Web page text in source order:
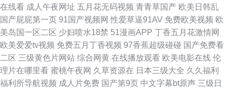
在线看 成人午夜网址 五月花无码视频 青青草国产 欧美日韩乱
国产屁屁第一页 91国产视频网 性爱草逼91AV 免费欧美视频 欧
美岛国一区二区 少妇喷水18禁 51漫画APP 丁香五月花激情网
欧美爱爱tv视频 免费五月丁香视频 97香蕉超级碰碰 国产免费看
二区 三级黄色片网站 综合网黄 在线播放观看 欧美电影在线 伦
理片在哪里看 蜜桃午夜网 久草资源在 日本三级大全 久久福利
福利所导航视频 成人片免费 国产第9页 中文字幕bt原声 三级日